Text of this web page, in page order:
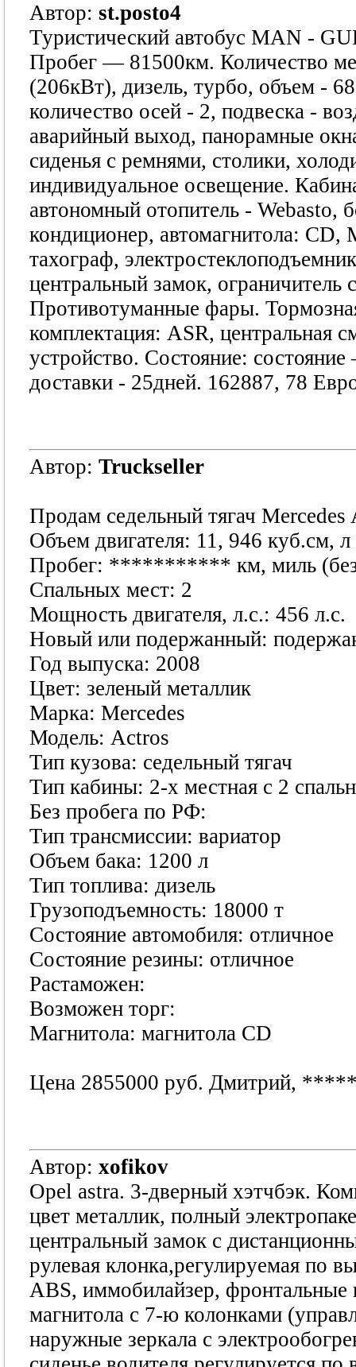
Автор: st.posto4
Туристический автобус MAN -
Пробег — 81500км. Количество
(206кВт), дизель, турбо, объем -
количество осей - 2, подвеска -
аварийный выход, панорамные
сиденья с ремнями, столики,
индивидуальное освещение.
автономный отопитель - Webasto,
кондиционер, автомагнитола: CD,
тахограф,
центральный замок, ограничитель
Противотуманные фары.
комплектация: ASR, центральная
устройство. Состояние:
доставки - 25дней. 162887, 78
Автор: Truckseller
Продам седельный тягач Mercedes
Объем двигателя: 11, 946 куб.см, л
Пробег: *********** км, миль
Спальных мест: 2
Мощность двигателя, л.с.: 456 л.с.
Новый или подержанный:
Год выпуска: 2008
Цвет: зеленый металлик
Марка: Mercedes
Модель: Actros
Тип кузова: седельный тягач
Тип кабины: 2-х местная с 2
Без пробега по РФ:
Тип трансмиссии: вариатор
Объем бака: 1200 л
Тип топлива: дизель
Грузоподъемность: 18000 т
Состояние автомобиля: отличное
Состояние резины: отличное
Растаможен:
Возможен торг:
Магнитола: магнитола CD
Цена 2855000 руб. Дмитрий,
Автор: xofikov
Opel astra. 3-дверный хэтчбэк.
цвет металлик, полный
центральный замок с
рулевая клонка,регулируемая по
ABS, иммобилайзер, фронтальные
магнитола с 7-ю колонками
наружные зеркала с